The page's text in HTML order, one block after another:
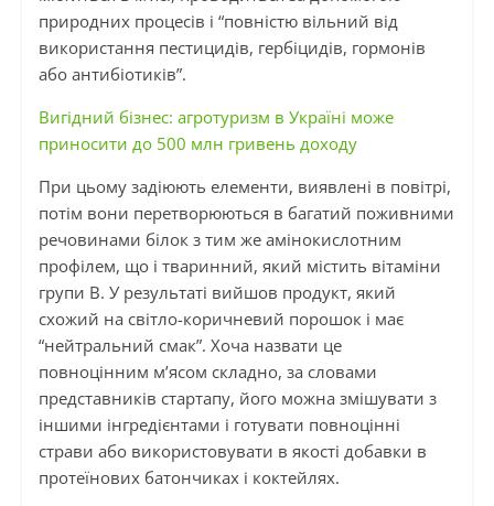
природних процесів і “повністю вільний від
використання пестицидів, гербіцидів, гормонів
або антибіотиків”.
Вигідний бізнес: агротуризм в Україні може
приносити до 500 млн гривень доходу
При цьому задіюють елементи, виявлені в повітрі,
потім вони перетворюються в багатий поживними
речовинами білок з тим же амінокислотним
профілем, що і тваринний, який містить вітаміни
групи В. У результаті вийшов продукт, який
схожий на світло-коричневий порошок і має
“нейтральний смак”. Хоча назвати це
повноцінним м’ясом складно, за словами
представників стартапу, його можна змішувати з
іншими інгредієнтами і готувати повноцінні
страви або використовувати в якості добавки в
протеїнових батончиках і коктейлях.